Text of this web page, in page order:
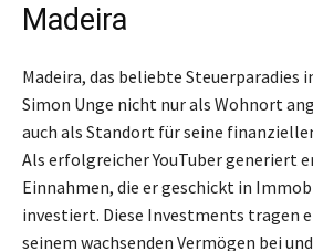
Madeira
Madeira, das beliebte Steuerparadies
Simon Unge nicht nur als Wohnort
auch als Standort für seine
Als erfolgreicher YouTuber generiert
Einnahmen, die er geschickt in
investiert. Diese Investments tragen
seinem wachsenden Vermögen bei